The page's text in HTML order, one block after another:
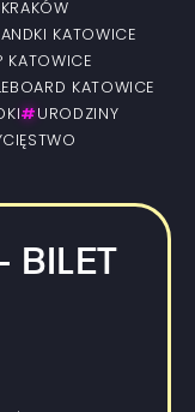
KATOWICE
KATOWICE
KATOWICE
# URODZINY
BILET